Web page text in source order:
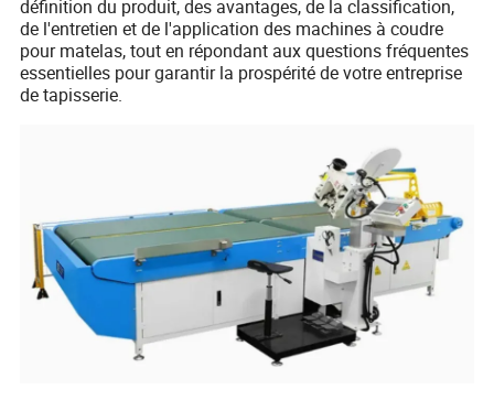
définition du produit, des avantages, de la classification,
de l'entretien et de l'application des machines à coudre
pour matelas, tout en répondant aux questions fréquentes
essentielles pour garantir la prospérité de votre entreprise
de tapisserie.